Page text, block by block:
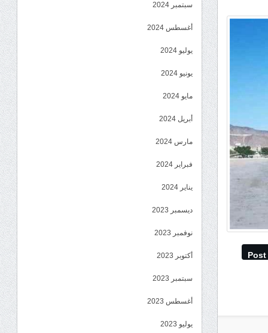
Post
سبتمبر 2024
أغسطس 2024
يوليو 2024
يونيو 2024
مايو 2024
أبريل 2024
مارس 2024
فبراير 2024
يناير 2024
ديسمبر 2023
نوفمبر 2023
أكتوبر 2023
سبتمبر 2023
أغسطس 2023
يوليو 2023